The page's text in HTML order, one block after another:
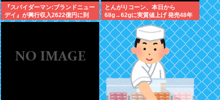
『スパイダーマン:ブランドニュー
デイ』が興行収入2622億円に到
達！2週目も好調に推移へ
とんがりコーン、本日から
68g→62gに実質値上げ 発売48年
で初の箱縮小 メーカー「CO2も
1067トン削減できます笑」